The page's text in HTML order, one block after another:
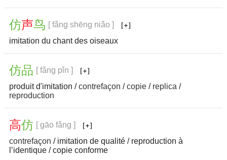
仿声鸟 [ fǎng shēng niǎo ]
imitation du chant des oiseaux
仿品 [ fǎng pǐn ]
produit d'imitation /contrefaçon /copie / replica /
reproduction
高仿 [ gāo fǎng ]
contrefaçon / imitation de qualité / reproduction à
l’identique / copie conforme